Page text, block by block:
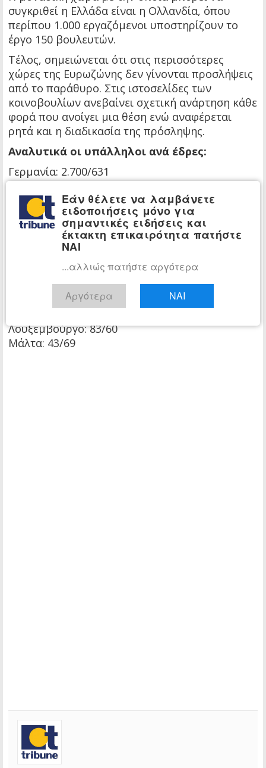
συγκριθεί η Ελλάδα είναι η Ολλανδία, όπου
περίπου 1.000 εργαζόμενοι υποστηρίζουν το
έργο 150 βουλευτών.
Τέλος, σημειώνεται ότι στις περισσότερες
χώρες της Ευρωζώνης δεν γίνονται προσλήψεις
από το παράθυρο. Στις ιστοσελίδες των
κοινοβουλίων ανεβαίνει σχετική ανάρτηση κάθε
φορά που ανοίγει μια θέση ενώ αναφέρεται
ρητά και η διαδικασία της πρόσληψης.
Αναλυτικά οι υπάλληλοι ανά έδρες:
Γερμανία: 2.700/631
Ελλάδα: 1.993/300
Ιταλία: 1.458/630
Γαλλία: 1.300/577
Ολλανδία: 1.000/150
Βέλγιο: 600/150
Αυστρία: 380/183
Φινλανδία: 420/200
Πορτογαλία: 360/230
Λουξεμβούργο: 83/60
Μάλτα: 43/69
Εάν θέλετε να λαμβάνετε
ειδοποιήσεις μόνο για
σημαντικές ειδήσεις και
έκτακτη επικαιρότητα πατήστε
ΝΑΙ
...αλλιώς πατήστε αργότερα
Αργότερα ΝΑΙ